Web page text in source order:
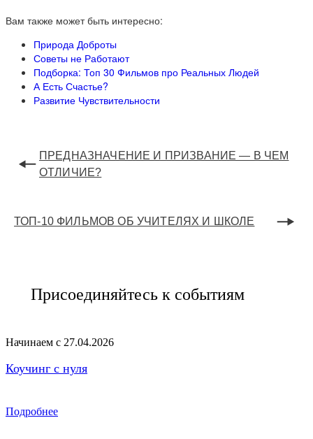
Вам также может быть интересно:
Природа Доброты
Советы не Работают
Подборка: Топ 30 Фильмов про Реальных Людей
А Есть Счастье?
Развитие Чувствительности
ПРЕДНАЗНАЧЕНИЕ И ПРИЗВАНИЕ — В ЧЕМ
ОТЛИЧИЕ?
ТОП-10 ФИЛЬМОВ ОБ УЧИТЕЛЯХ И ШКОЛЕ
Присоединяйтесь к событиям
Начинаем с 27.04.2026
Коучинг с нуля
Подробнее